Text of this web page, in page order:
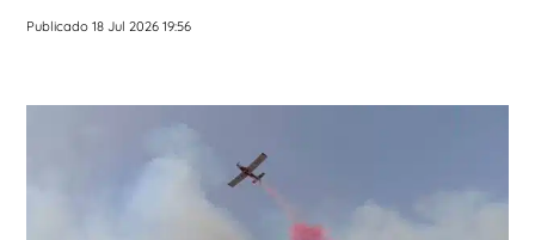
Publicado 18 Jul 2026 19:56